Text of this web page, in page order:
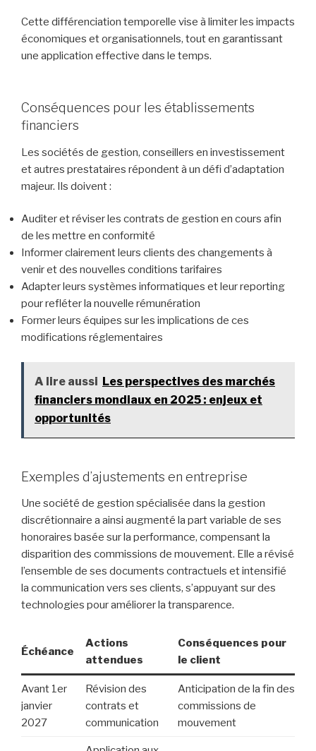
Cette différenciation temporelle vise à limiter les impacts
économiques et organisationnels, tout en garantissant
une application effective dans le temps.
Conséquences pour les établissements
financiers
Les sociétés de gestion, conseillers en investissement
et autres prestataires répondent à un défi d’adaptation
majeur. Ils doivent :
Auditer et réviser les contrats de gestion en cours afin
de les mettre en conformité
Informer clairement leurs clients des changements à
venir et des nouvelles conditions tarifaires
Adapter leurs systèmes informatiques et leur reporting
pour refléter la nouvelle rémunération
Former leurs équipes sur les implications de ces
modifications réglementaires
A lire aussi Les perspectives des marchés
financiers mondiaux en 2025 : enjeux et
opportunités
Exemples d’ajustements en entreprise
Une société de gestion spécialisée dans la gestion
discrétionnaire a ainsi augmenté la part variable de ses
honoraires basée sur la performance, compensant la
disparition des commissions de mouvement. Elle a révisé
l’ensemble de ses documents contractuels et intensifié
la communication vers ses clients, s’appuyant sur des
technologies pour améliorer la transparence.
Échéance
Actions
attendues
Conséquences pour
le client
Avant 1er
janvier
2027
Révision des
contrats et
communication
Anticipation de la fin des
commissions de
mouvement